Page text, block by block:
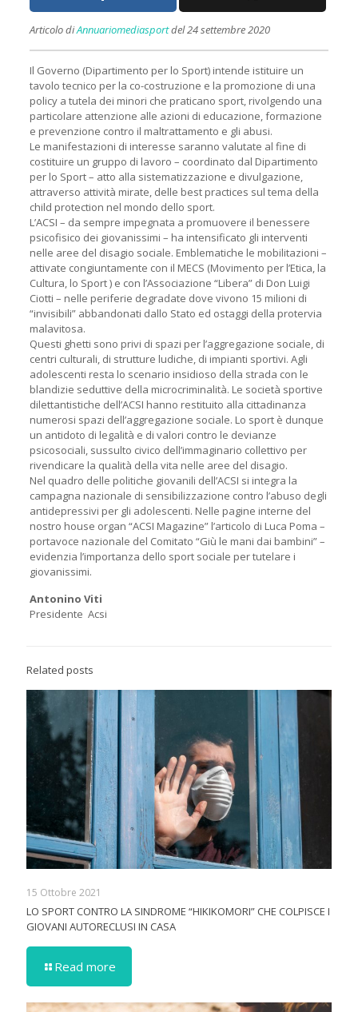
Articolo diAnnuariomediasportdel 24 settembre 2020
Il Governo (Dipartimento per lo Sport) intende istituire un
tavolo tecnico per la co-costruzione e la promozione di una
policy a tutela dei minori che praticano sport, rivolgendo una
particolare attenzione alle azioni di educazione, formazione
e prevenzione contro il maltrattamento e gli abusi.
Le manifestazioni di interesse saranno valutate al fine di
costituire un gruppo di lavoro – coordinato dal Dipartimento
per lo Sport – atto alla sistematizzazione e divulgazione,
attraverso attività mirate, delle best practices sul tema della
child protection nel mondo dello sport.
L’ACSI – da sempre impegnata a promuovere il benessere
psicofisico dei giovanissimi – ha intensificato gli interventi
nelle aree del disagio sociale. Emblematiche le mobilitazioni –
attivate congiuntamente con il MECS (Movimento per l’Etica, la
Cultura, lo Sport ) e con l’Associazione “Libera” di Don Luigi
Ciotti – nelle periferie degradate dove vivono 15 milioni di
“invisibili” abbandonati dallo Stato ed ostaggi della protervia
malavitosa.
Questi ghetti sono privi di spazi per l’aggregazione sociale, di
centri culturali, di strutture ludiche, di impianti sportivi. Agli
adolescenti resta lo scenario insidioso della strada con le
blandizie seduttive della microcriminalità. Le società sportive
dilettantistiche dell’ACSI hanno restituito alla cittadinanza
numerosi spazi dell’aggregazione sociale. Lo sport è dunque
un antidoto di legalità e di valori contro le devianze
psicosociali, sussulto civico dell’immaginario collettivo per
rivendicare la qualità della vita nelle aree del disagio.
Nel quadro delle politiche giovanili dell’ACSI si integra la
campagna nazionale di sensibilizzazione contro l’abuso degli
antidepressivi per gli adolescenti. Nelle pagine interne del
nostro house organ “ACSI Magazine” l’articolo di Luca Poma –
portavoce nazionale del Comitato “Giù le mani dai bambini” –
evidenzia l’importanza dello sport sociale per tutelare i
giovanissimi.
Antonino Viti
Presidente Acsi
Related posts
15 Ottobre 2021
LO SPORT CONTRO LA SINDROME “HIKIKOMORI” CHE COLPISCE I
GIOVANI AUTORECLUSI IN CASA
Read more